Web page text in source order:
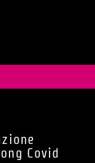
Covid